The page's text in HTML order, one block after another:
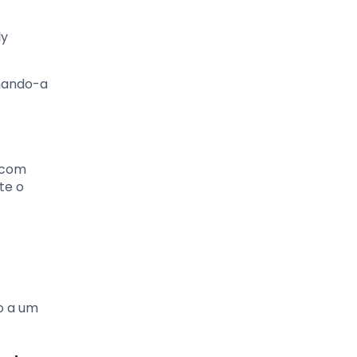
a
o
a um